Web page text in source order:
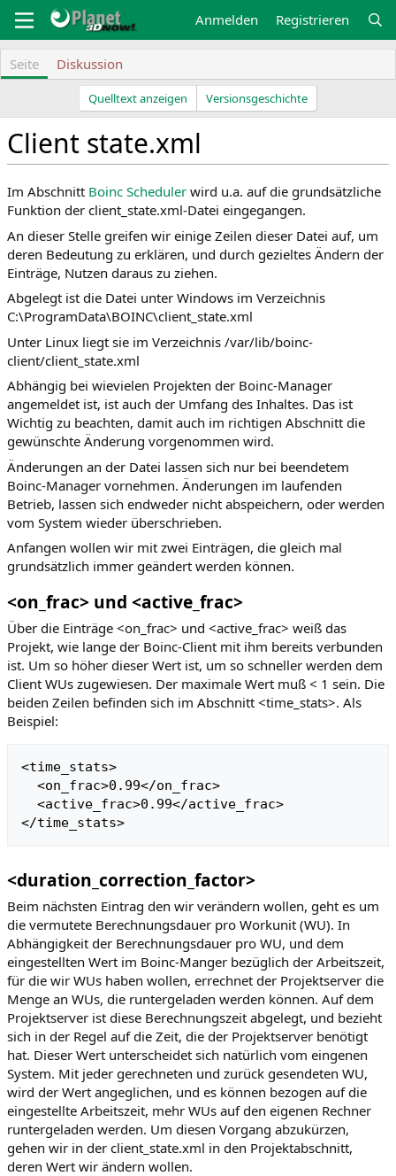
Zum
Inhalt
springen
Anmelden Registrieren
Seite Diskussion
Quelltext anzeigen Versionsgeschichte
Client state.xml
Z
u
r
N
a
v
i
g
a
t
o
n
s
p
r
i
n
g
e
n
Z
u
r
S
u
c
h
e
s
p
i
n
g
e
n
Im Abschnitt Boinc Scheduler wird u.a. auf die grundsätzliche
Funktion der client_state.xml-Datei eingegangen.
An dieser Stelle greifen wir einige Zeilen dieser Datei auf, um
deren Bedeutung zu erklären, und durch gezieltes Ändern der
Einträge, Nutzen daraus zu ziehen.
Abgelegt ist die Datei unter Windows im Verzeichnis
C:\ProgramData\BOINC\client_state.xml
Unter Linux liegt sie im Verzeichnis /var/lib/boinc-
client/client_state.xml
Abhängig bei wievielen Projekten der Boinc-Manager
angemeldet ist, ist auch der Umfang des Inhaltes. Das ist
Wichtig zu beachten, damit auch im richtigen Abschnitt die
gewünschte Änderung vorgenommen wird.
Änderungen an der Datei lassen sich nur bei beendetem
Boinc-Manager vornehmen. Änderungen im laufenden
Betrieb, lassen sich endweder nicht abspeichern, oder werden
vom System wieder überschrieben.
Anfangen wollen wir mit zwei Einträgen, die gleich mal
grundsätzlich immer geändert werden können.
<on_frac> und <active_frac>
Über die Einträge <on_frac> und <active_frac> weiß das
Projekt, wie lange der Boinc-Client mit ihm bereits verbunden
ist. Um so höher dieser Wert ist, um so schneller werden dem
Client WUs zugewiesen. Der maximale Wert muß < 1 sein. Die
beiden Zeilen befinden sich im Abschnitt <time_stats>. Als
Beispiel:
<time_stats>
<duration_correction_factor>
Beim nächsten Eintrag den wir verändern wollen, geht es um
die vermutete Berechnungsdauer pro Workunit (WU). In
Abhängigkeit der Berechnungsdauer pro WU, und dem
eingestellten Wert im Boinc-Manger bezüglich der Arbeitszeit,
für die wir WUs haben wollen, errechnet der Projektserver die
Menge an WUs, die runtergeladen werden können. Auf dem
Projektserver ist diese Berechnungszeit abgelegt, und bezieht
sich in der Regel auf die Zeit, die der Projektserver benötigt
hat. Dieser Wert unterscheidet sich natürlich vom eingenen
System. Mit jeder gerechneten und zurück gesendeten WU,
wird der Wert angeglichen, und es können bezogen auf die
eingestellte Arbeitszeit, mehr WUs auf den eigenen Rechner
runtergeladen werden. Um diesen Vorgang abzukürzen,
gehen wir in der client_state.xml in den Projektabschnitt,
deren Wert wir ändern wollen.